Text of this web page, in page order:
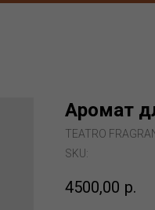
Аромат
TEATRO
SKU:
4500,00 р.